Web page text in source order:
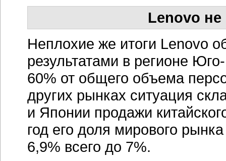
Lenovo
Неплохие же итоги Lenovo
результатами в регионе
60% от общего объема
других рынках ситуация
и Японии продажи
год его доля мирового
6,9% всего до 7%.